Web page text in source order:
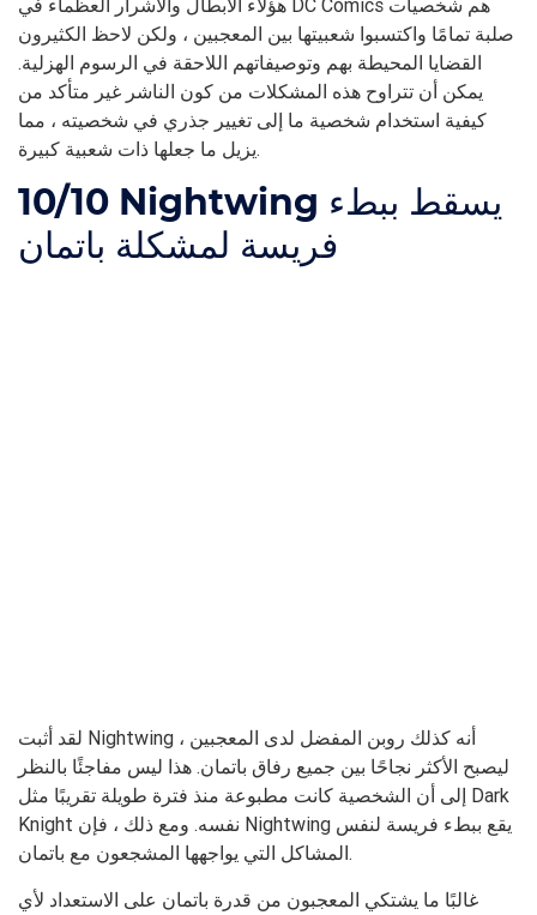
هؤلاء الأبطال والأشرار العظماء في DC Comics هم شخصيات
صلبة تمامًا واكتسبوا شعبيتها بين المعجبين ، ولكن لاحظ الكثيرون
القضايا المحيطة بهم وتوصيفاتهم اللاحقة في الرسوم الهزلية.
يمكن أن تتراوح هذه المشكلات من كون الناشر غير متأكد من
كيفية استخدام شخصية ما إلى تغيير جذري في شخصيته ، مما
يزيل ما جعلها ذات شعبية كبيرة.
10/10 Nightwing يسقط ببطء
فريسة لمشكلة باتمان
لقد أثبت Nightwing أنه كذلك روبن المفضل لدى المعجبين ،
ليصبح الأكثر نجاحًا بين جميع رفاق باتمان. هذا ليس مفاجئًا بالنظر
إلى أن الشخصية كانت مطبوعة منذ فترة طويلة تقريبًا مثل Dark
Knight نفسه. ومع ذلك ، فإن Nightwing يقع ببطء فريسة لنفس
المشاكل التي يواجهها المشجعون مع باتمان.
غالبًا ما يشتكي المعجبون من قدرة باتمان على الاستعداد لأي